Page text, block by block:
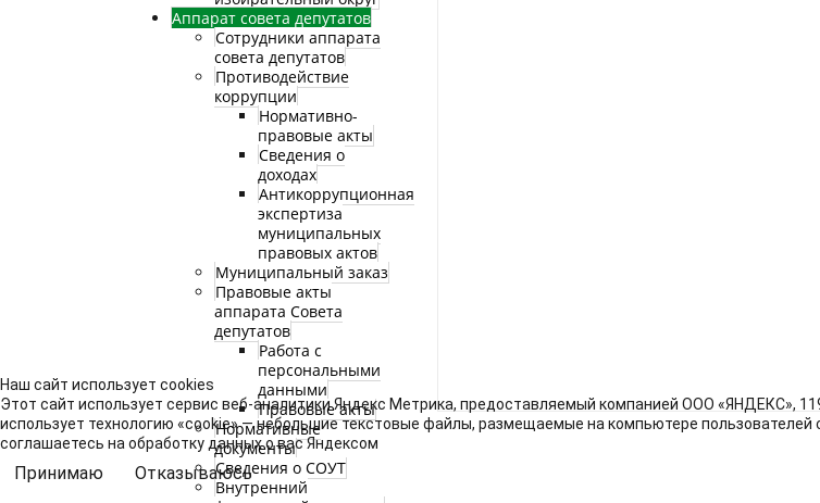
Аппарат совета депутатов
Сотрудники аппарата
совета депутатов
Противодействие
коррупции
Нормативно-
правовые акты
Сведения о
доходах
Антикоррупционная
экспертиза
муниципальных
правовых актов
Муниципальный заказ
Правовые акты
аппарата Совета
депутатов
Работа с
персональными
данными
Правовые акты
Нормативные
документы
Сведения о СОУТ
Внутренний
Наш сайт использует cookies
Этот сайт использует сервис веб-аналитики Яндекс Метрика, предоставляемый компанией ООО «ЯНДЕКС»,
использует технологию «cookie» — небольшие текстовые файлы, размещаемые на компьютере пользователей
соглашаетесь на обработку данных о вас Яндексом
Принимаю Отказываюсь